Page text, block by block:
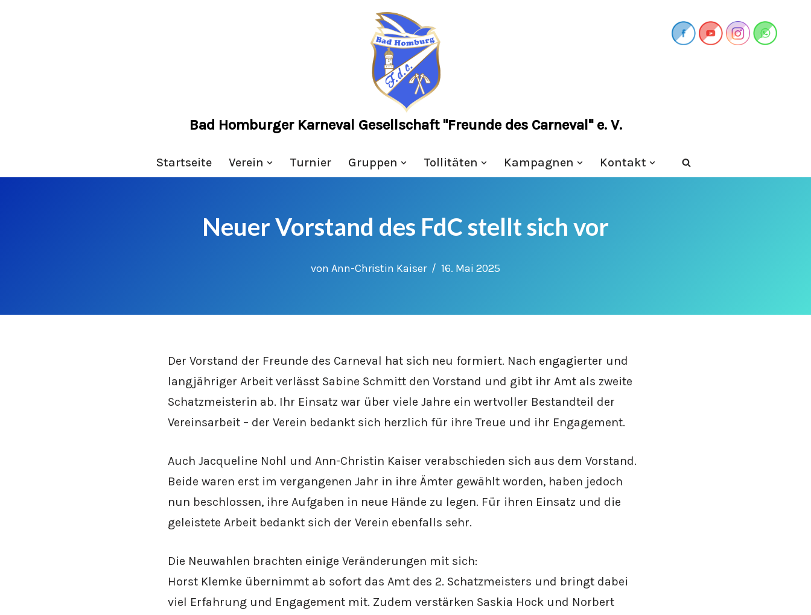
Bad Homburger Karneval Gesellschaft "Freunde des Carneval" e. V.
Startseite Verein Turnier Gruppen Tollitäten Kampagnen Kontakt
Neuer Vorstand des FdC stellt sich vor
von Ann-Christin Kaiser 16. Mai 2025
Der Vorstand der Freunde des Carneval hat sich neu formiert. Nach engagierter und
langjähriger Arbeit verlässt Sabine Schmitt den Vorstand und gibt ihr Amt als zweite
Schatzmeisterin ab. Ihr Einsatz war über viele Jahre ein wertvoller Bestandteil der
Vereinsarbeit – der Verein bedankt sich herzlich für ihre Treue und ihr Engagement.
Auch Jacqueline Nohl und Ann-Christin Kaiser verabschieden sich aus dem Vorstand.
Beide waren erst im vergangenen Jahr in ihre Ämter gewählt worden, haben jedoch
nun beschlossen, ihre Aufgaben in neue Hände zu legen. Für ihren Einsatz und die
geleistete Arbeit bedankt sich der Verein ebenfalls sehr.
Die Neuwahlen brachten einige Veränderungen mit sich:
Horst Klemke übernimmt ab sofort das Amt des 2. Schatzmeisters und bringt dabei
viel Erfahrung und Engagement mit. Zudem verstärken Saskia Hock und Norbert